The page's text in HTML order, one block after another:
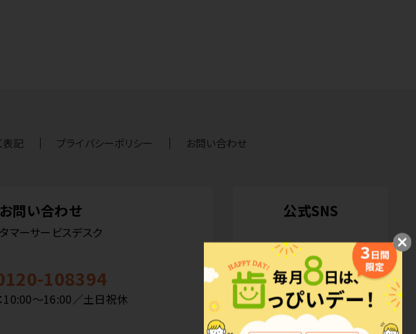
表記 プライバシーポリシー お問い合わせ
お問い合わせ
マーサービスデスク
108394
10:00〜16:00／土日祝休
公式SNS